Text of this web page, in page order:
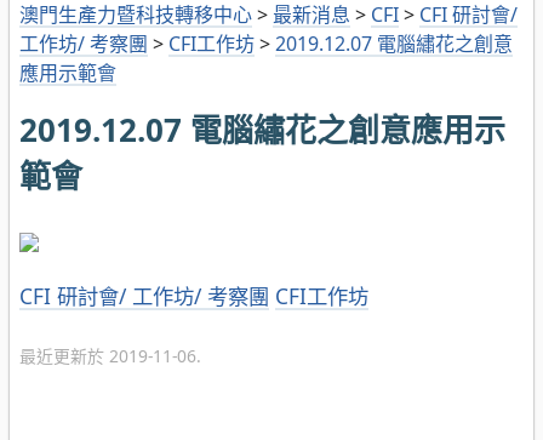
澳門生產力暨科技轉移中心> 最新消息 > CFI> CFI 研討會/
工作坊/ 考察團 > CFI工作坊>2019.12.07 電腦繡花之創意
應用示範會
2019.12.07 電腦繡花之創意應用示
範會
分
CFI 研討會/ 工作坊/ 考察團 CFI工作坊
最近更新於 2019-11-06.